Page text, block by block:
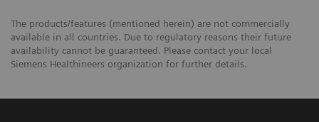
The products/features (mentioned herein) are not commercially
available in all countries. Due to regulatory reasons their future
availability cannot be guaranteed. Please contact your local
Siemens Healthineers organization for further details.